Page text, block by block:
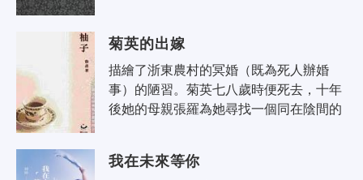
圓..
菊英的出嫁
描繪了浙東農村的冥婚（既為死人辦婚
事）的陋習。菊英七八歲時便死去，十年
後她的母親張羅為她尋找一個同在陰間的
的..
我在未來等你